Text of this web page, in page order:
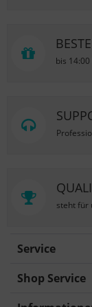
bis
steht für
Service
Shop Service